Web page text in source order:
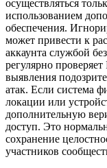
осуществляться
использованием
обеспечения.
может привести к
аккаунта службой
регулярно
выявления
атак. Если система
локации или
дополнительную
доступ. Это
сохранение
участников